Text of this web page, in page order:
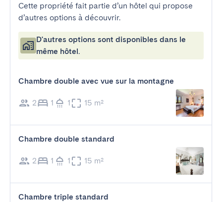
Cette propriété fait partie d’un hôtel qui propose
d’autres options à découvrir.
D'autres options sont disponibles dans le
même hôtel.
Chambre double avec vue sur la montagne
2 1 1 15 m²
Chambre double standard
2 1 1 15 m²
Chambre triple standard